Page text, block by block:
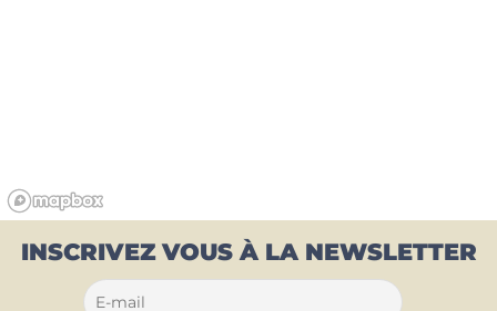
INSCRIVEZ VOUS À LA NEWSLETTER